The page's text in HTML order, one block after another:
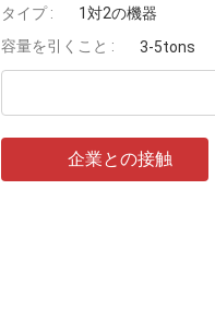
タイプ :
1対2の機器
容量を引くこと :
3-5tons
企業との接触